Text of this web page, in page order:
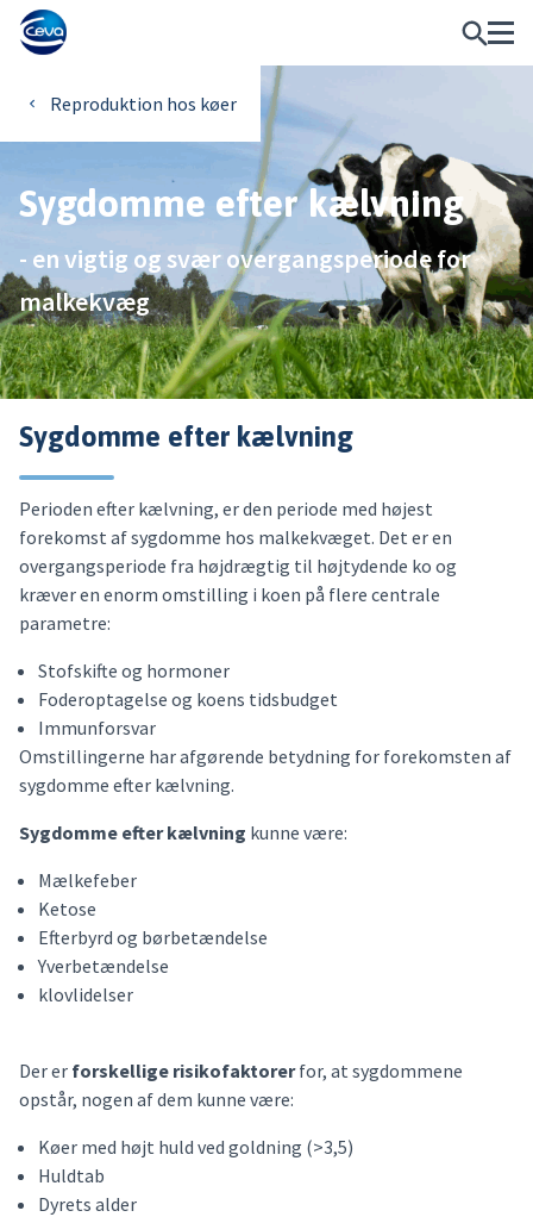
Reproduktion hos køer
Sygdomme efter kælvning
- en vigtig og svær overgangsperiode for
malkekvæg
Sygdomme efter kælvning
Perioden efter kælvning, er den periode med højest
forekomst af sygdomme hos malkekvæget. Det er en
overgangsperiode fra højdrægtig til højtydende ko og
kræver en enorm omstilling i koen på flere centrale
parametre:
Stofskifte og hormoner
Foderoptagelse og koens tidsbudget
Immunforsvar
Omstillingerne har afgørende betydning for forekomsten af
sygdomme efter kælvning.
Sygdomme efter kælvning kunne være:
Mælkefeber
Ketose
Efterbyrd og børbetændelse
Yverbetændelse
klovlidelser
Der er forskellige risikofaktorerfor, at sygdommene
opstår, nogen af dem kunne være:
Køer med højt huld ved goldning (>3,5)
Huldtab
Dyrets alder